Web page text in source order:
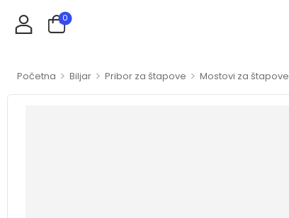
0
Početna > Biljar > Pribor za štapove > Mostovi za štapove